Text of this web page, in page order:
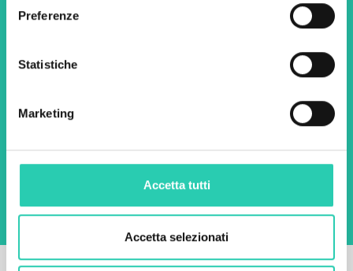
Preferenze
Statistiche
Marketing
Accetta tutti
Accetta selezionati
sito web.Privacy policy